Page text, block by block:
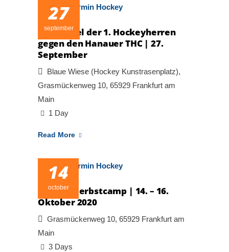
27
september
Pokalspiel der 1. Hockeyherren
gegen den Hanauer THC | 27.
September
Blaue Wiese (Hockey Kunstrasenplatz),
Grasmückenweg 10, 65929 Frankfurt am
Main
1 Day
Read More
14
october
Hockey Herbstcamp | 14. – 16.
Oktober 2020
Grasmückenweg 10, 65929 Frankfurt am
Main
3 Days